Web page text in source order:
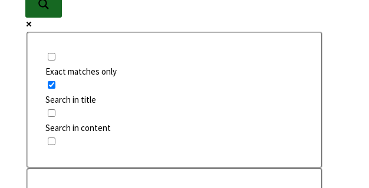
Exact matches only
Search in title
Search in content